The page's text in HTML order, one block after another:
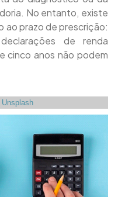
No entanto, existe
ao prazo de prescrição:
de renda
cinco anos não podem